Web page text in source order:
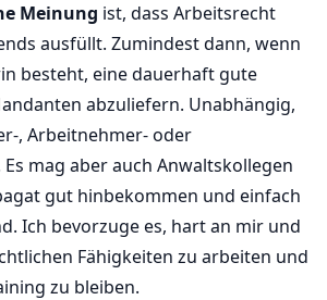
Meinung ist, dass Arbeitsrecht
ausfüllt. Zumindest dann, wenn
besteht, eine dauerhaft gute
abzuliefern. Unabhängig,
, Arbeitnehmer- oder
mag aber auch Anwaltskollegen
gut hinbekommen und einfach
Ich bevorzuge es, hart an mir und
Fähigkeiten zu arbeiten und
zu bleiben.